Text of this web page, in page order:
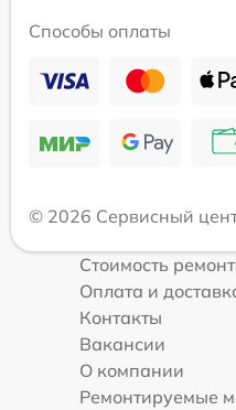
Способы оплаты
© 2026 Сервисный
Стоимость
Оплата и
Контакты
Вакансии
О компании
Ремонтируемые